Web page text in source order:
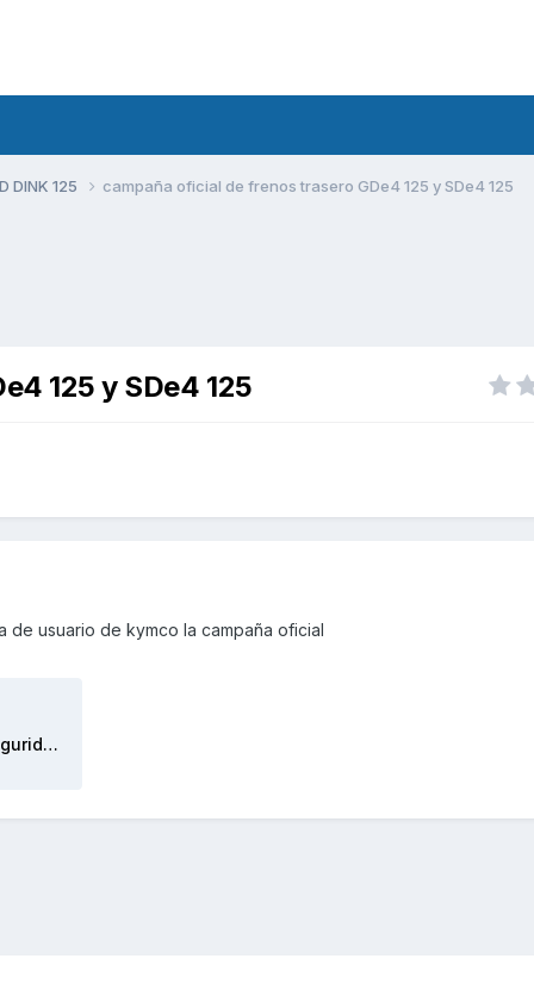
DINK 125 campaña oficial de frenos trasero GDe4 125 y SDe4 125
125 y SDe4 125
de usuario de kymco la campaña oficial
kymco-kymco-campana-de-seguridad.pdf